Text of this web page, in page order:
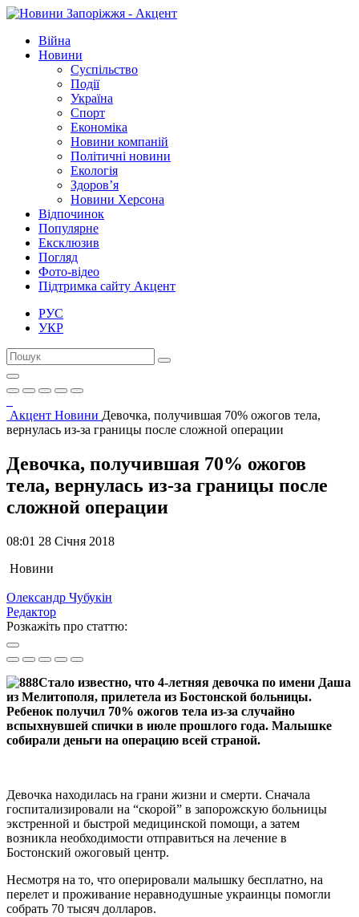
Війна
Новини
Суспільство
Події
Україна
Спорт
Економіка
Новини компаній
Політичні новини
Екологія
Здоров’я
Новини Херсона
Відпочинок
Популярне
Ексклюзив
Погляд
Фото-відео
Підтримка сайту Акцент
РУС
УКР
Акцент Новини Девочка, получившая 70% ожогов тела,
вернулась из-за границы после сложной операции
Девочка, получившая 70% ожогов
тела, вернулась из-за границы после
сложной операции
08:01 28 Січня 2018
Новини
Олександр Чубукін
Редактор
Розкажіть про статтю:
Стало известно, что 4-летняя девочка по имени Даша
из Мелитополя, прилетела из Бостонской больницы.
Ребенок получил 70% ожогов тела из-за случайно
вспыхнувшей спички в июле прошлого года. Малышке
собирали деньги на операцию всей страной.
Девочка находилась на грани жизни и смерти. Сначала
госпитализировали на “скорой” в запорожскую больницы
экстренной и быстрой медицинской помощи, а затем
возникла необходимости отправиться на лечение в
Бостонский ожоговый центр.
Несмотря на то, что оперировали малышку бесплатно, на
перелет и проживание неравнодушные украинцы помогли
собрать 70 тысяч долларов.